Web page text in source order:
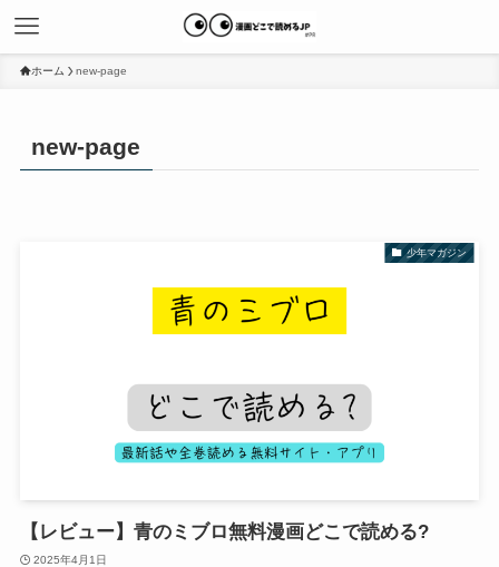
ホーム new-page
new-page
少年マガジン
【レビュー】青のミブロ無料漫画どこで読める?
2025年4月1日